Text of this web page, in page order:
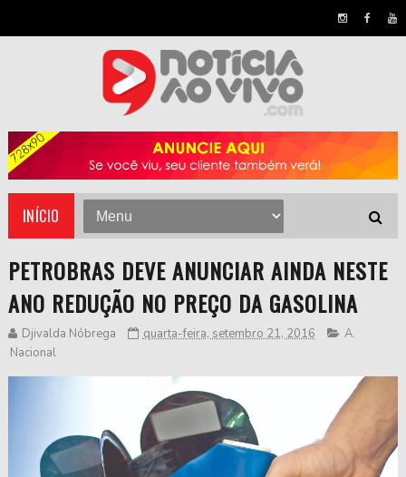
INÍCIO
PETROBRAS DEVE ANUNCIAR AINDA NESTE
ANO REDUÇÃO NO PREÇO DA GASOLINA
Djivalda Nóbrega quarta-feira, setembro 21, 2016 A,
Nacional